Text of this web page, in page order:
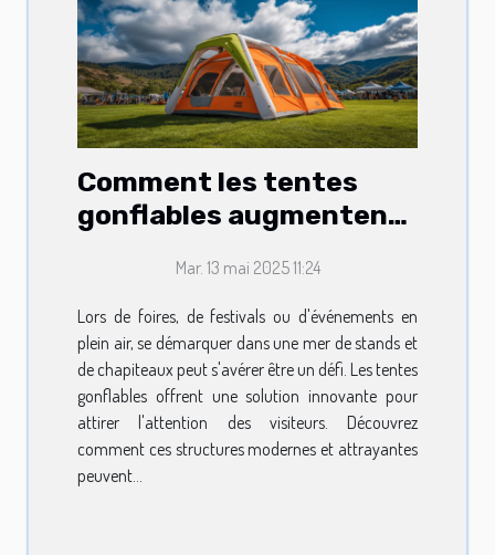
Comment les tentes
gonflables augmentent
d'événements
Mar. 13 mai 2025 11:24
Lors de foires, de festivals ou d'événements en
plein air, se démarquer dans une mer de stands et
de chapiteaux peut s'avérer être un défi. Les tentes
gonflables offrent une solution innovante pour
attirer l'attention des visiteurs. Découvrez
comment ces structures modernes et attrayantes
peuvent...